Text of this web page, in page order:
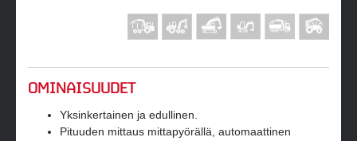
OMINAISUUDET
Yksinkertainen ja edullinen.
Pituuden mittaus mittapyörällä, automaattinen